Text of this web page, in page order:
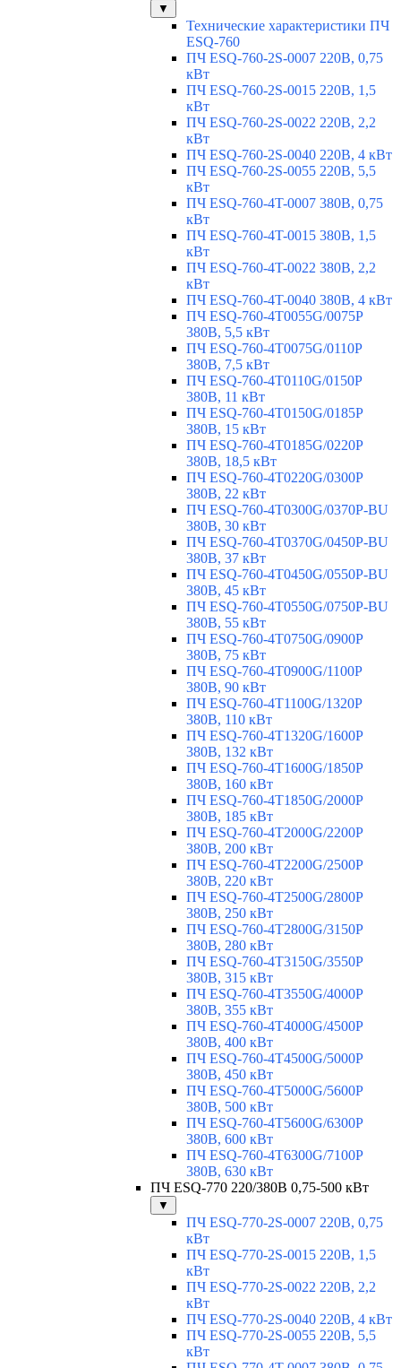
▼
Технические характеристики ПЧ
ESQ-760
ПЧ ESQ-760-2S-0007 220В, 0,75
кВт
ПЧ ESQ-760-2S-0015 220В, 1,5
кВт
ПЧ ESQ-760-2S-0022 220В, 2,2
кВт
ПЧ ESQ-760-2S-0040 220В, 4 кВт
ПЧ ESQ-760-2S-0055 220В, 5,5
кВт
ПЧ ESQ-760-4T-0007 380В, 0,75
кВт
ПЧ ESQ-760-4T-0015 380В, 1,5
кВт
ПЧ ESQ-760-4T-0022 380В, 2,2
кВт
ПЧ ESQ-760-4T-0040 380В, 4 кВт
ПЧ ESQ-760-4T0055G/0075P
380В, 5,5 кВт
ПЧ ESQ-760-4T0075G/0110P
380В, 7,5 кВт
ПЧ ESQ-760-4T0110G/0150P
380В, 11 кВт
ПЧ ESQ-760-4T0150G/0185P
380В, 15 кВт
ПЧ ESQ-760-4T0185G/0220P
380В, 18,5 кВт
ПЧ ESQ-760-4T0220G/0300P
380В, 22 кВт
ПЧ ESQ-760-4T0300G/0370P-BU
380В, 30 кВт
ПЧ ESQ-760-4T0370G/0450P-BU
380В, 37 кВт
ПЧ ESQ-760-4T0450G/0550P-BU
380В, 45 кВт
ПЧ ESQ-760-4T0550G/0750P-BU
380В, 55 кВт
ПЧ ESQ-760-4T0750G/0900P
380В, 75 кВт
ПЧ ESQ-760-4T0900G/1100P
380В, 90 кВт
ПЧ ESQ-760-4T1100G/1320P
380В, 110 кВт
ПЧ ESQ-760-4T1320G/1600P
380В, 132 кВт
ПЧ ESQ-760-4T1600G/1850P
380В, 160 кВт
ПЧ ESQ-760-4T1850G/2000P
380В, 185 кВт
ПЧ ESQ-760-4T2000G/2200P
380В, 200 кВт
ПЧ ESQ-760-4T2200G/2500P
380В, 220 кВт
ПЧ ESQ-760-4T2500G/2800P
380В, 250 кВт
ПЧ ESQ-760-4T2800G/3150P
380В, 280 кВт
ПЧ ESQ-760-4T3150G/3550P
380В, 315 кВт
ПЧ ESQ-760-4T3550G/4000P
380В, 355 кВт
ПЧ ESQ-760-4T4000G/4500P
380В, 400 кВт
ПЧ ESQ-760-4T4500G/5000P
380В, 450 кВт
ПЧ ESQ-760-4T5000G/5600P
380В, 500 кВт
ПЧ ESQ-760-4T5600G/6300P
380В, 600 кВт
ПЧ ESQ-760-4T6300G/7100P
380В, 630 кВт
ПЧ ESQ-770 220/380В 0,75-500 кВт
▼
ПЧ ESQ-770-2S-0007 220В, 0,75
кВт
ПЧ ESQ-770-2S-0015 220В, 1,5
кВт
ПЧ ESQ-770-2S-0022 220В, 2,2
кВт
ПЧ ESQ-770-2S-0040 220В, 4 кВт
ПЧ ESQ-770-2S-0055 220В, 5,5
кВт